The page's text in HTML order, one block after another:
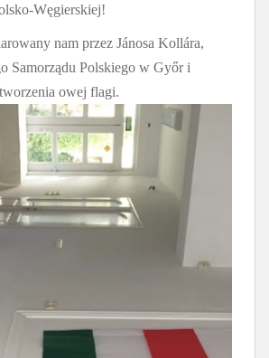
Węgierskiej!
nam przez Jánosa Kollára,
Samorządu Polskiego w Győr i
owej flagi.